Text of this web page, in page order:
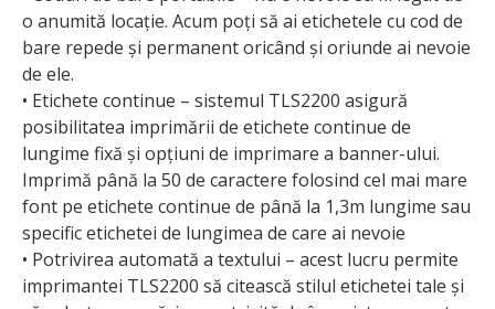
o anumită locație. Acum poți să ai etichetele cu cod de
bare repede și permanent oricând și oriunde ai nevoie
de ele.
• Etichete continue – sistemul TLS2200 asigură
posibilitatea imprimării de etichete continue de
lungime fixă și opțiuni de imprimare a banner-ului.
Imprimă până la 50 de caractere folosind cel mai mare
font pe etichete continue de până la 1,3m lungime sau
specific etichetei de lungimea de care ai nevoie
• Potrivirea automată a textului – acest lucru permite
imprimantei TLS2200 să citească stilul etichetei tale și